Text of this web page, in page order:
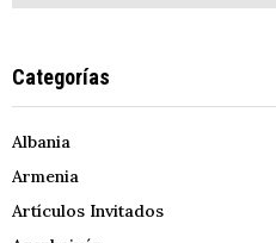
Categorías
Albania
Armenia
Artículos Invitados